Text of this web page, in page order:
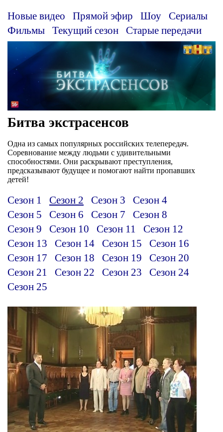
Новые видео Прямой эфир Шоу
Сериалы
Фильмы
Текущий сезон Старые передачи
Битва экстрасенсов
Одна из самых популярных российских телепередач.
Соревнование между людьми с удивительными
способностями. Они раскрывают преступления,
предсказывают будущее и помогают найти пропавших
детей!
Сезон 1 Сезон 2 Сезон 3
Сезон 4
Сезон 5
Сезон 6 Сезон 7
Сезон 8
Сезон 9
Сезон 10 Сезон 11
Сезон 12
Сезон 13
Сезон 14 Сезон 15
Сезон 16
Сезон 17
Сезон 18 Сезон 19
Сезон 20
Сезон 21
Сезон 22 Сезон 23
Сезон 24
Сезон 25